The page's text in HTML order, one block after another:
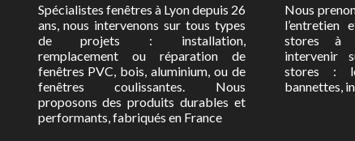
Spécialistes fenêtres à Lyon depuis 26
ans, nous intervenons sur tous types
de projets : installation,
remplacement ou réparation de
fenêtres PVC, bois, aluminium, ou de
fenêtres coulissantes. Nous
proposons des produits durables et
performants, fabriqués en France
Nous
l’entretien
stores à
intervenir
stores :
bannettes,